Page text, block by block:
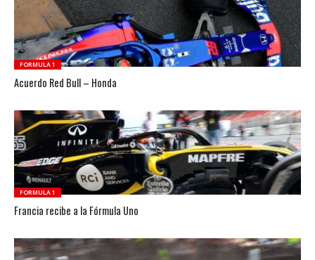
FORMULA 1
Acuerdo Red Bull – Honda
FORMULA 1
Francia recibe a la Fórmula Uno